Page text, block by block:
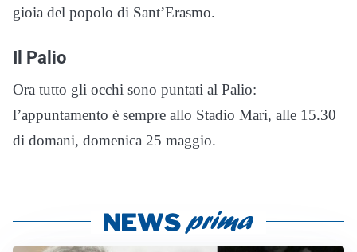
gioia del popolo di Sant’Erasmo.
Il Palio
Ora tutto gli occhi sono puntati al Palio:
l’appuntamento è sempre allo Stadio Mari, alle 15.30
di domani, domenica 25 maggio.